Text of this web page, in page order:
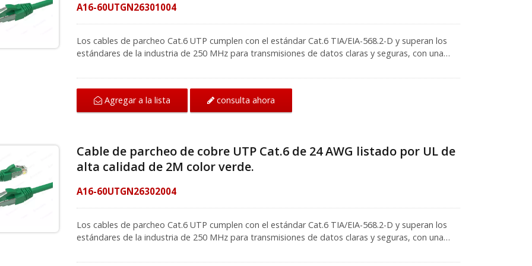
favor contacte a nuestros especialistas para más información.
A16-60UTGN26301004
Los cables de parcheo Cat.6 UTP cumplen con el estándar Cat.6 TIA/EIA-568.2-D y superan los
estándares de la industria de 250 MHz para transmisiones de datos claras y seguras, con una
(NEXT). La bota moldeada previene enganches no deseados de cables durante la instalación.
Para redes de computadoras de Ethernet rápido y Gigabit, se utiliza el cable de parche Cat.6 en
aplicaciones de distribución de voz, datos o video que requieren un alto ancho de banda. Como
proveedor de soluciones de series de cableado, nuestro conector RJ45 Cat.6 sin apantallar
parcheo tipo keystone de 1U de 24 puertos y 48 puertos. Los cables de parcheo coloridos
soportan el sistema de codificación de colores ANSI/TIA-606 en cableado estructurado. Si tienes
para tu proyecto.
Agregar a la lista consulta ahora
Cable de parcheo de cobre UTP Cat.6 de 24 AWG listado por UL de
alta calidad de 2M color verde.
A16-60UTGN26302004
Los cables de parcheo Cat.6 UTP cumplen con el estándar Cat.6 TIA/EIA-568.2-D y superan los
estándares de la industria de 250 MHz para transmisiones de datos claras y seguras, con una
(NEXT). La bota moldeada previene enganches no deseados de cables durante la instalación.